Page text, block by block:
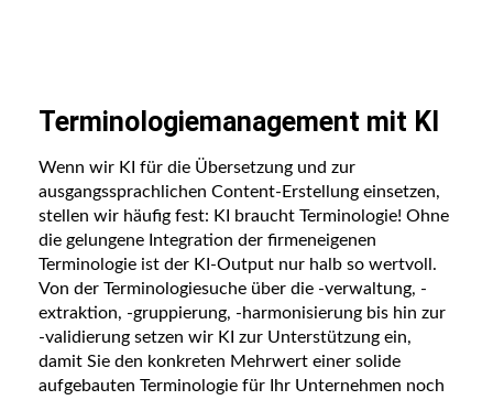
Terminologiemanagement mit KI
Wenn wir KI für die Übersetzung und zur
ausgangssprachlichen Content-Erstellung einsetzen,
stellen wir häufig fest: KI braucht Terminologie! Ohne
die gelungene Integration der firmeneigenen
Terminologie ist der KI-Output nur halb so wertvoll.
Von der Terminologiesuche über die -verwaltung, -
extraktion, -gruppierung, -harmonisierung bis hin zur
-validierung setzen wir KI zur Unterstützung ein,
damit Sie den konkreten Mehrwert einer solide
aufgebauten Terminologie für Ihr Unternehmen noch